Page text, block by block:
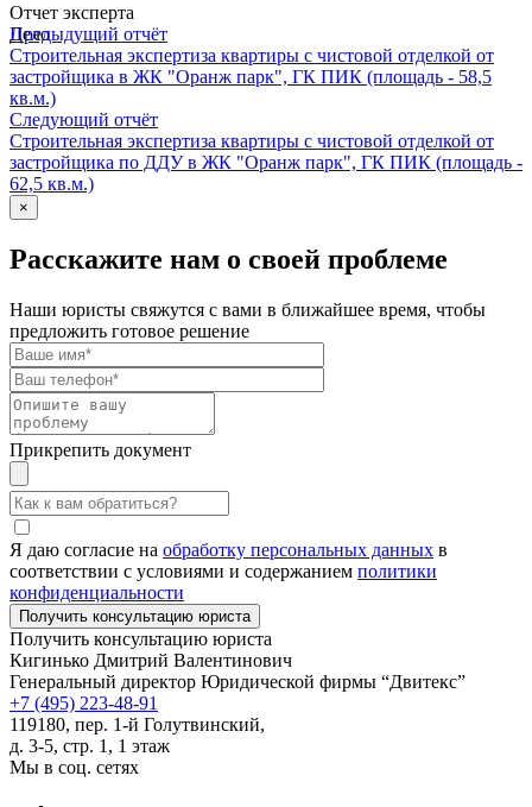
Отчет эксперта
Дело
Предыдущий отчёт
Строительная экспертиза квартиры с чистовой отделкой от
застройщика в ЖК "Оранж парк", ГК ПИК (площадь - 58,5
кв.м.)
Следующий отчёт
Строительная экспертиза квартиры с чистовой отделкой от
застройщика по ДДУ в ЖК "Оранж парк", ГК ПИК (площадь -
62,5 кв.м.)
×
Расскажите нам о своей проблеме
Наши юристы свяжутся с вами в ближайшее время, чтобы
предложить готовое решение
Прикрепить документ
Я даю согласие на обработку персональных данных в
соответствии с условиями и содержанием политики
конфиденциальности
Получить консультацию юриста
Кигинько Дмитрий Валентинович
Генеральный директор Юридической фирмы “Двитекс”
+7 (495) 223-48-91
119180, пер. 1-й Голутвинский,
д. 3-5, стр. 1, 1 этаж
Мы в соц. сетях